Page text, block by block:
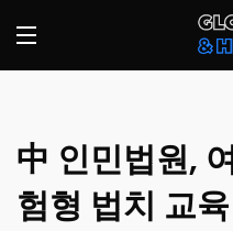
中 인민법원,
험형 법치 교